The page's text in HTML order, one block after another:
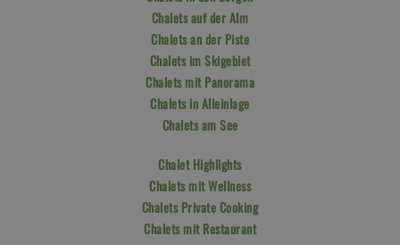
Chalets auf der Alm
Chalets an der Piste
Chalets im Skigebiet
Chalets mit Panorama
Chalets in Alleinlage
Chalets am See
Chalet Highlights
Chalets mit Wellness
Chalets Private Cooking
Chalets mit Restaurant